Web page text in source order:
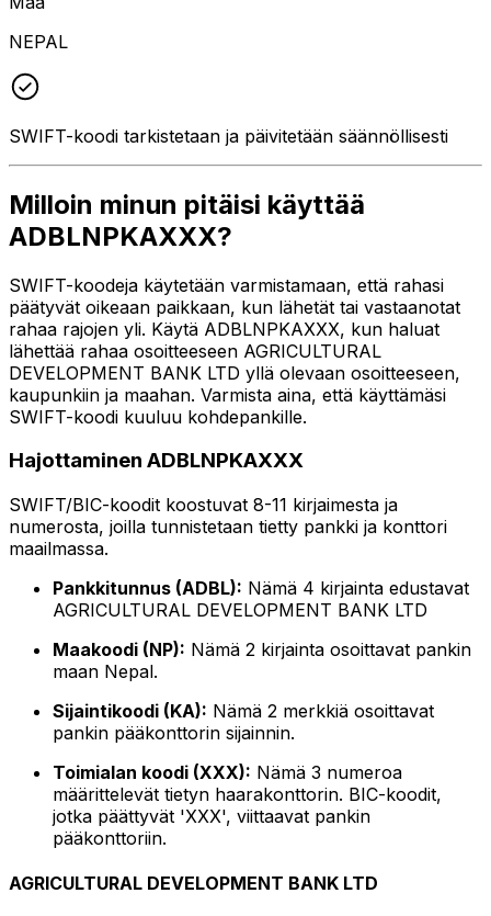
NEPAL
SWIFT-koodi tarkistetaan ja päivitetään säännöllisesti
Milloin minun pitäisi käyttää
ADBLNPKAXXX?
SWIFT-koodeja käytetään varmistamaan, että rahasi
päätyvät oikeaan paikkaan, kun lähetät tai vastaanotat
rahaa rajojen yli. Käytä ADBLNPKAXXX, kun haluat
lähettää rahaa osoitteeseen AGRICULTURAL
DEVELOPMENT BANK LTD yllä olevaan osoitteeseen,
kaupunkiin ja maahan. Varmista aina, että käyttämäsi
SWIFT-koodi kuuluu kohdepankille.
Hajottaminen ADBLNPKAXXX
SWIFT/BIC-koodit koostuvat 8-11 kirjaimesta ja
numerosta, joilla tunnistetaan tietty pankki ja konttori
maailmassa.
Pankkitunnus (ADBL): Nämä 4 kirjainta edustavat
AGRICULTURAL DEVELOPMENT BANK LTD
Maakoodi (NP): Nämä 2 kirjainta osoittavat pankin
maan Nepal.
Sijaintikoodi (KA): Nämä 2 merkkiä osoittavat
pankin pääkonttorin sijainnin.
Toimialan koodi (XXX): Nämä 3 numeroa
määrittelevät tietyn haarakonttorin. BIC-koodit,
jotka päättyvät 'XXX', viittaavat pankin
pääkonttoriin.
AGRICULTURAL DEVELOPMENT BANK LTD